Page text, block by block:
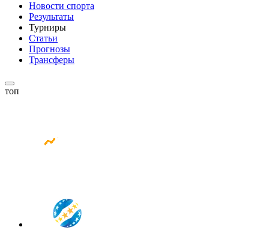
Новости спорта
Результаты
Турниры
Статьи
Прогнозы
Трансферы
топ